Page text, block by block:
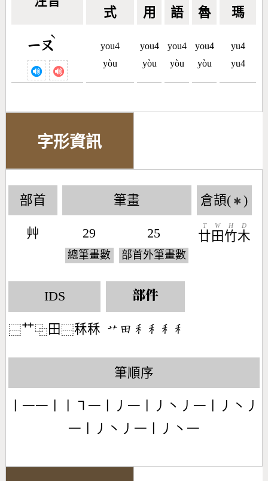
式 用 語 魯 瑪
ㄧㄡ
ˋ
you4
yòu
you4
yòu
you4
yòu
you4
yòu
yu4
yu4
字形資訊
部首
艸
筆畫
29
總筆畫數
25
部首外筆畫數
倉頡( ✱ )
廿
T
田
W
竹
H
木
D
IDS
⿱艹⿻田 ⿱秝秝
部件
󶃋󶄬󶅅󶅅󶅅󶅅
筆順序
丨一一丨丨㇕一丨丿一丨丿丶丿一丨丿丶丿
一丨丿丶丿一丨丿丶一